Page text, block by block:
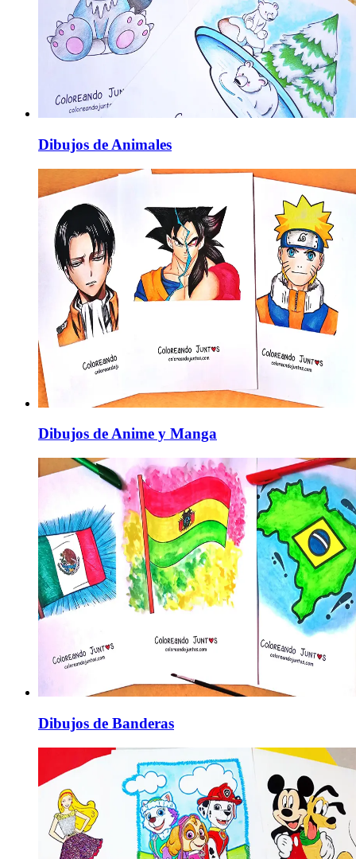
Dibujos de Animales
Dibujos de Anime y Manga
Dibujos de Banderas